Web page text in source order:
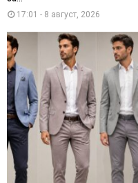
17:01 - 8 август, 2026